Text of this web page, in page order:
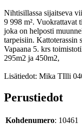
Nihtisillassa sijaitseva
9 998 m². Vuokrattavat
joka on helposti
tarpeisiin. Kattoterassin
Vapaana 5. krs
295m2 ja 450m2,
Lisätiedot: Mika TIlli
Perustiedot
Kohdenumero: 10461